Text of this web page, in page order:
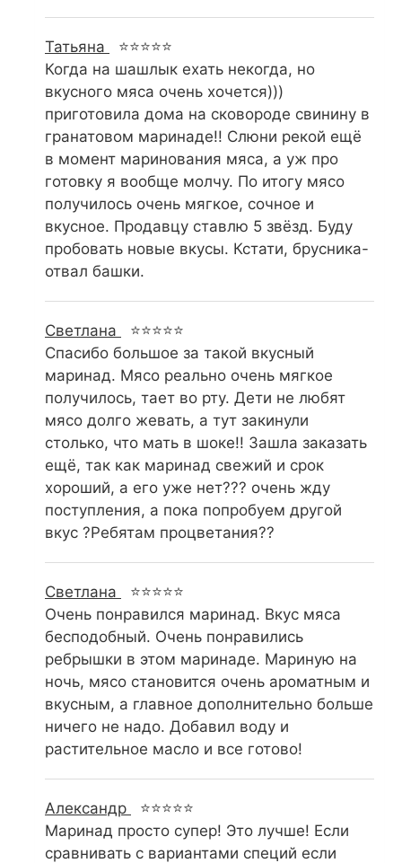
Татьяна
⭐⭐⭐⭐⭐
Когда на шашлык ехать некогда, но
вкусного мяса очень хочется)))
приготовила дома на сковороде свинину в
гранатовом маринаде!! Слюни рекой ещё
в момент маринования мяса, а уж про
готовку я вообще молчу. По итогу мясо
получилось очень мягкое, сочное и
вкусное. Продавцу ставлю 5 звёзд. Буду
пробовать новые вкусы. Кстати, брусника-
отвал башки.
Светлана
⭐⭐⭐⭐⭐
Спасибо большое за такой вкусный
маринад. Мясо реально очень мягкое
получилось, тает во рту. Дети не любят
мясо долго жевать, а тут закинули
столько, что мать в шоке!! Зашла заказать
ещё, так как маринад свежий и срок
хороший, а его уже нет??? очень жду
поступления, а пока попробуем другой
вкус ?Ребятам процветания??
Светлана
⭐⭐⭐⭐⭐
Очень понравился маринад. Вкус мяса
бесподобный. Очень понравились
ребрышки в этом маринаде. Мариную на
ночь, мясо становится очень ароматным и
вкусным, а главное дополнительно больше
ничего не надо. Добавил воду и
растительное масло и все готово!
Александр
⭐⭐⭐⭐⭐
Маринад просто супер! Это лучше! Если
сравнивать с вариантами специй если